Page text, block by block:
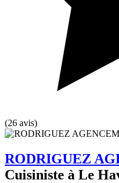
(26 avis)
RODRIGUEZ
Cuisiniste à Le